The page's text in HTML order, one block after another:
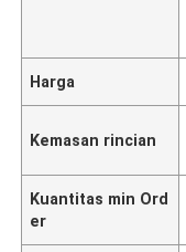
Harga
Kemasan rincian
Kuantitas min Ord
er